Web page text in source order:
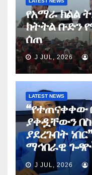
የአማራ ክልል
ክትትል ቡድን
ሰጠ
J JUL, 2026
LATEST NEWS
ያቀዷቸውን
ያደረጉበት
ማኅበራዊ
J JUL, 2026